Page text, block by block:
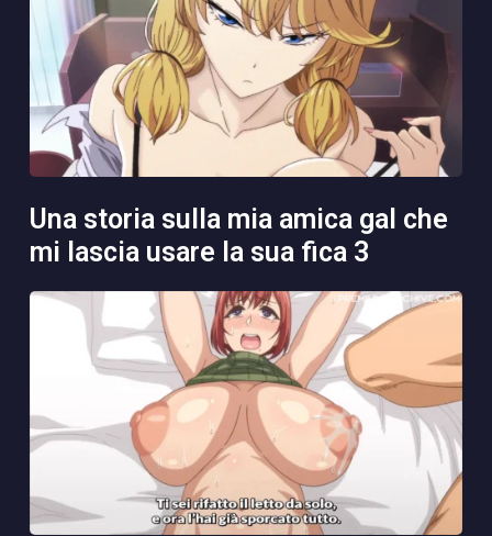
una storia sulla mia amica gal che
mi lascia usare la sua fica 3